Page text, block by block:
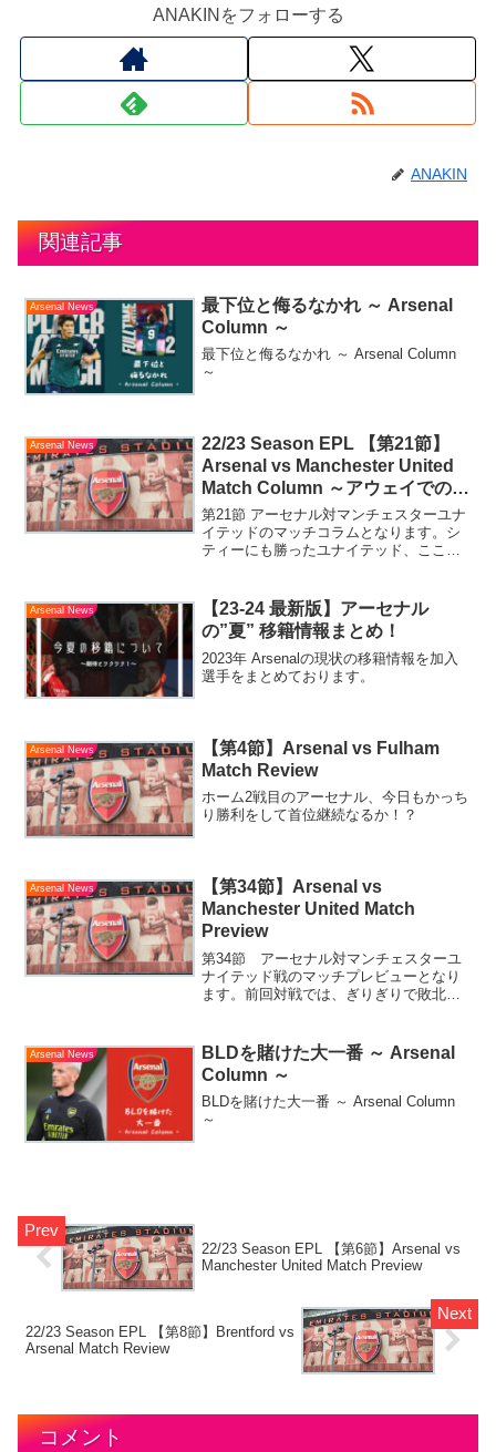
ANAKINをフォローする
ANAKIN
関連記事
Arsenal News
最下位と侮るなかれ ～ Arsenal
Column ～
最下位と侮るなかれ ～ Arsenal Column
～
Arsenal News
22/23 Season EPL 【第21節】
Arsenal vs Manchester United
Match Column ～アウェイでの借
りを返す大一番～
第21節 アーセナル対マンチェスターユナ
イテッドのマッチコラムとなります。シ
ティーにも勝ったユナイテッド、ここで
Arsenal News
【23-24 最新版】アーセナル
の”夏” 移籍情報まとめ！
2023年 Arsenalの現状の移籍情報を加入
選手をまとめております。
Arsenal News
【第4節】Arsenal vs Fulham
Match Review
ホーム2戦目のアーセナル、今日もかっち
り勝利をして首位継続なるか！？
Arsenal News
【第34節】Arsenal vs
Manchester United Match
Preview
第34節 アーセナル対マンチェスターユ
ナイテッド戦のマッチプレビューとなり
ます。前回対戦では、ぎりぎりで敗北を
Arsenal News
BLDを賭けた大一番 ～ Arsenal
Column ～
BLDを賭けた大一番 ～ Arsenal Column
～
22/23 Season EPL 【第6節】Arsenal vs
Manchester United Match Preview
22/23 Season EPL 【第8節】Brentford vs
Arsenal Match Review
コメント